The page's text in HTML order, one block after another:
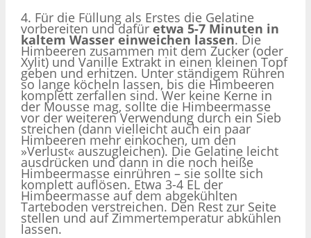
4. Für die Füllung als Erstes die Gelatine
vorbereiten und dafür etwa 5-7 Minuten in
kaltem Wasser einweichen lassen. Die
Himbeeren zusammen mit dem Zucker (oder
Xylit) und Vanille Extrakt in einen kleinen Topf
geben und erhitzen. Unter ständigem Rühren
so lange köcheln lassen, bis die Himbeeren
komplett zerfallen sind. Wer keine Kerne in
der Mousse mag, sollte die Himbeermasse
vor der weiteren Verwendung durch ein Sieb
streichen (dann vielleicht auch ein paar
Himbeeren mehr einkochen, um den
»Verlust« auszugleichen). Die Gelatine leicht
ausdrücken und dann in die noch heiße
Himbeermasse einrühren – sie sollte sich
komplett auflösen. Etwa 3-4 EL der
Himbeermasse auf dem abgekühlten
Tarteboden verstreichen. Den Rest zur Seite
stellen und auf Zimmertemperatur abkühlen
lassen.